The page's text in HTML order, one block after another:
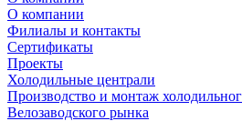
О компании
Филиалы и контакты
Сертификаты
Проекты
Холодильные централи
Производство и монтаж
Велозаводского рынка